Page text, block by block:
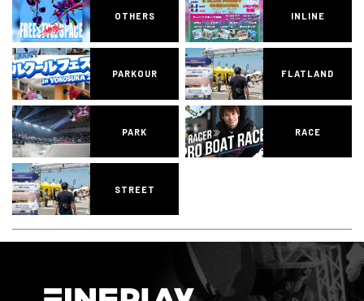
OTHERS INLINE
PARKOUR FLATLAND
PARK RACE
STREET